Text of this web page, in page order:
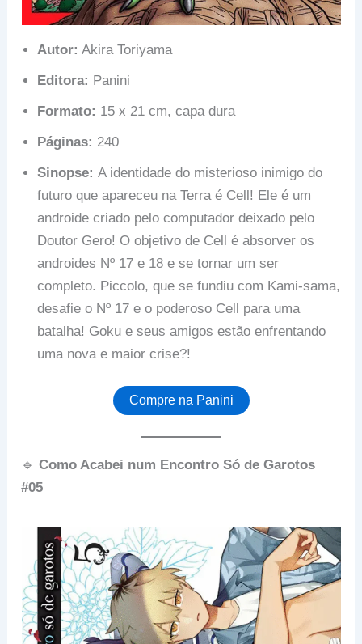
Autor: Akira Toriyama
Editora: Panini
Formato: 15 x 21 cm, capa dura
Páginas: 240
Sinopse:A identidade do misterioso inimigo do
futuro que apareceu na Terra é Cell! Ele é um
androide criado pelo computador deixado pelo
Doutor Gero! O objetivo de Cell é absorver os
androides Nº 17 e 18 e se tornar um ser
completo. Piccolo, que se fundiu com Kami-sama,
desafie o Nº 17 e o poderoso Cell para uma
batalha! Goku e seus amigos estão enfrentando
uma nova e maior crise?!
Compre na Panini
🔹Como Acabei num Encontro Só de Garotos
#05